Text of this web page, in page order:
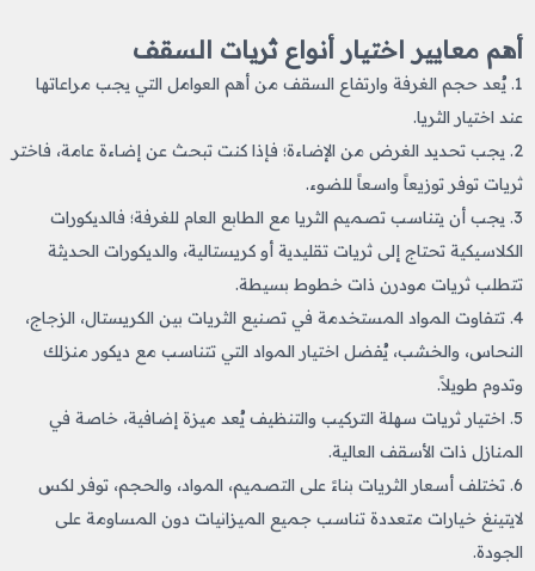
أهم معايير اختيار أنواع ثريات السقف
1. يُعد حجم الغرفة وارتفاع السقف من أهم العوامل التي يجب مراعاتها
عند اختيار الثريا.
2. يجب تحديد الغرض من الإضاءة؛ فإذا كنت تبحث عن إضاءة عامة، فاختر
ثريات توفر توزيعاً واسعاً للضوء.
3. يجب أن يتناسب تصميم الثريا مع الطابع العام للغرفة؛ فالديكورات
الكلاسيكية تحتاج إلى ثريات تقليدية أو كريستالية، والديكورات الحديثة
تتطلب ثريات مودرن ذات خطوط بسيطة.
4. تتفاوت المواد المستخدمة في تصنيع الثريات بين الكريستال، الزجاج،
النحاس، والخشب، يُفضل اختيار المواد التي تتناسب مع ديكور منزلك
وتدوم طويلاً.
5. اختيار ثريات سهلة التركيب والتنظيف يُعد ميزة إضافية، خاصة في
المنازل ذات الأسقف العالية.
6. تختلف أسعار الثريات بناءً على التصميم، المواد، والحجم، توفر لكس
لايتينغ خيارات متعددة تناسب جميع الميزانيات دون المساومة على
الجودة.